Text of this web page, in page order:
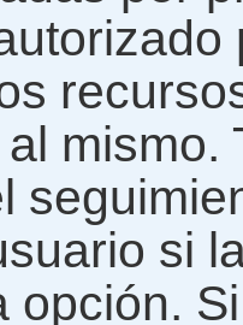
mismo.
si
opción.